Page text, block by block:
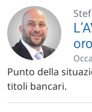
Punto della
titoli bancari.